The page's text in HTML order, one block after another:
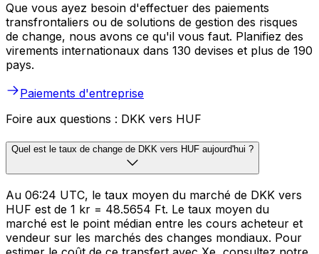
Que vous ayez besoin d'effectuer des paiements
transfrontaliers ou de solutions de gestion des risques
de change, nous avons ce qu'il vous faut. Planifiez des
virements internationaux dans 130 devises et plus de 190
pays.
Paiements d'entreprise
Foire aux questions : DKK vers HUF
Quel est le taux de change de DKK vers HUF aujourd'hui ?
Au 06:24 UTC, le taux moyen du marché de DKK vers
HUF est de 1 kr = 48.5654 Ft. Le taux moyen du
marché est le point médian entre les cours acheteur et
vendeur sur les marchés des changes mondiaux. Pour